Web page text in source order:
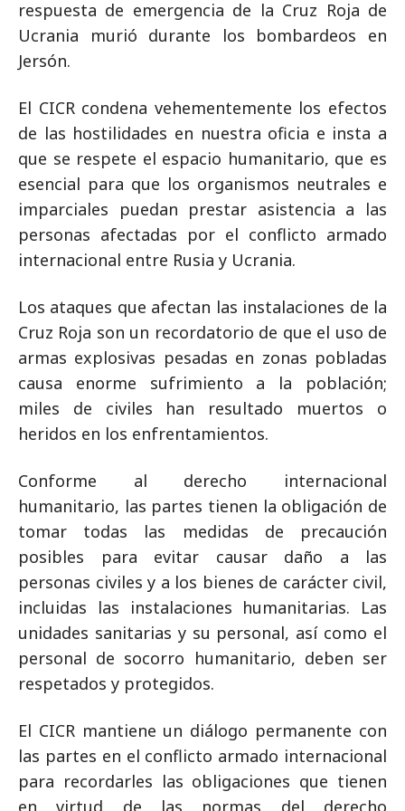
respuesta de emergencia de la Cruz Roja de
Ucrania murió durante los bombardeos en
Jersón.
El CICR condena vehementemente los efectos
de las hostilidades en nuestra oficia e insta a
que se respete el espacio humanitario, que es
esencial para que los organismos neutrales e
imparciales puedan prestar asistencia a las
personas afectadas por el conflicto armado
internacional entre Rusia y Ucrania.
Los ataques que afectan las instalaciones de la
Cruz Roja son un recordatorio de que el uso de
armas explosivas pesadas en zonas pobladas
causa enorme sufrimiento a la población;
miles de civiles han resultado muertos o
heridos en los enfrentamientos.
Conforme al derecho internacional
humanitario, las partes tienen la obligación de
tomar todas las medidas de precaución
posibles para evitar causar daño a las
personas civiles y a los bienes de carácter civil,
incluidas las instalaciones humanitarias. Las
unidades sanitarias y su personal, así como el
personal de socorro humanitario, deben ser
respetados y protegidos.
El CICR mantiene un diálogo permanente con
las partes en el conflicto armado internacional
para recordarles las obligaciones que tienen
en virtud de las normas del derecho